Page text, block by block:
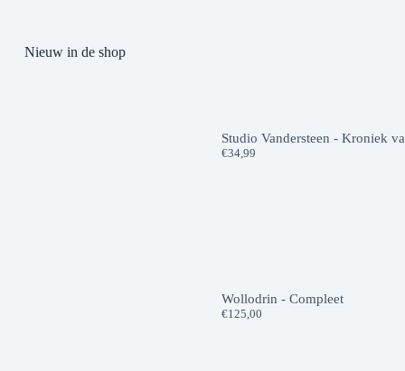
Nieuw in de shop
Studio Vandersteen - Kroniek
€34,99
Wollodrin - Compleet
€125,00